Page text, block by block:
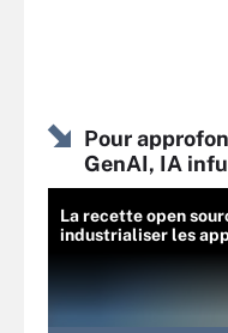
Pour
GenAI, IA
La recette open
industrialiser les